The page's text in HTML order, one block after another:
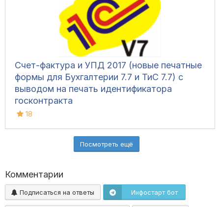
Счет-фактура и УПД 2017 (новые печатные
формы для Бухгалтерии 7.7 и ТиС 7.7) с
выводом на печать идентификатора
госконтракта
18
Посмотреть ещё
Комментарии
Подписаться на ответы Инфостарт бот